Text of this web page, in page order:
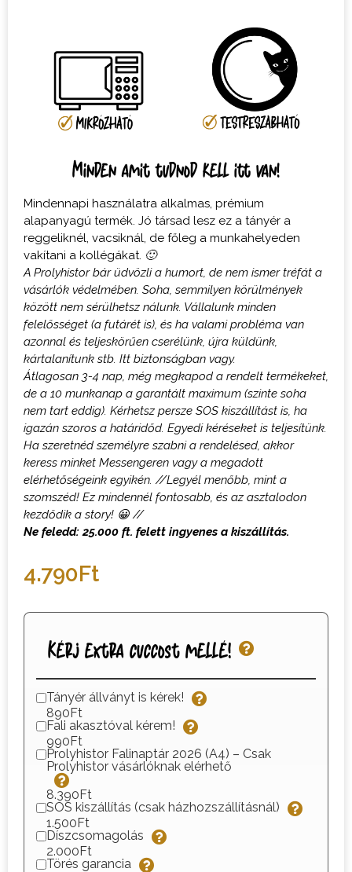
Minden amit tudnod kell itt van!
Mindennapi használatra alkalmas, prémium
alapanyagú termék. Jó társad lesz ez a tányér a
reggeliknél, vacsiknál, de főleg a munkahelyeden
vakítani a kollégákat. 🙂
A Prolyhistor bár üdvözli a humort, de nem ismer tréfát a
vásárlók védelmében. Soha, semmilyen körülmények
között nem sérülhetsz nálunk. Vállalunk minden
felelősséget (a futárét is), és ha valami probléma van
azonnal és teljeskörűen cserélünk, újra küldünk,
kártalanítunk stb. Itt biztonságban vagy.
Átlagosan 3-4 nap, még megkapod a rendelt termékeket,
de a 10 munkanap a garantált maximum (szinte soha
nem tart eddig). Kérhetsz persze SOS kiszállítást is, ha
igazán szoros a határidőd. Egyedi kéréseket is teljesítünk.
Ha szeretnéd személyre szabni a rendelésed, akkor
keress minket Messengeren vagy a megadott
elérhetőségeink egyikén. //Legyél menőbb, mint a
szomszéd! Ez mindennél fontosabb, és az asztalodon
kezdődik a story! 😀 //
Ne feledd: 25.000 ft. felett ingyenes a kiszállítás.
4.790Ft
Kérj extra cuccost mellé!
Tányér állványt is kérek!
890Ft
Fali akasztóval kérem!
990Ft
Prolyhistor Falinaptár 2026 (A4) – Csak
Prolyhistor vásárlóknak elérhető
8.390Ft
SOS kiszállítás (csak házhozszállításnál)
1.500Ft
Díszcsomagolás
2.000Ft
Törés garancia